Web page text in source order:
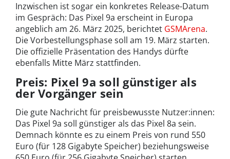
Inzwischen ist sogar ein konkretes Release-Datum
im Gespräch: Das Pixel 9a erscheint in Europa
angeblich am 26. März 2025, berichtet GSMArena.
Die Vorbestellungsphase soll am 19. März starten.
Die offizielle Präsentation des Handys dürfte
ebenfalls Mitte März stattfinden.
Preis: Pixel 9a soll günstiger als
der Vorgänger sein
Die gute Nachricht für preisbewusste Nutzer:innen:
Das Pixel 9a soll günstiger als das Pixel 8a sein.
Demnach könnte es zu einem Preis von rund 550
Euro (für 128 Gigabyte Speicher) beziehungsweise